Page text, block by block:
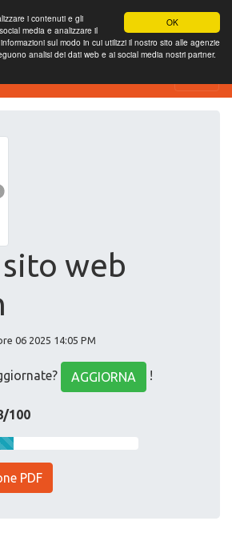
OK
i contenuti e gli
media e analizzare il
sul modo in cui utilizzi il nostro sito alle agenzie
analisi dei dati web e ai social media nostri partner.
web
06 2025 14:05 PM
AGGIORNA !
100
PDF